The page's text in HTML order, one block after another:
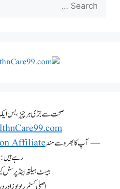
صحت سے جڑی ہر چیز، بس
— آپ کا بھروسے مندAffiliate
رہے ہیں:
بیسٹ ہیلتھ اینڈ